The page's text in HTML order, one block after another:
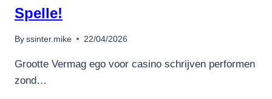
CASINOS
THE
Spelle!
By ssinter.mike 22/04/2026
Grootte Vermag ego voor casino schrijven performen
zond…